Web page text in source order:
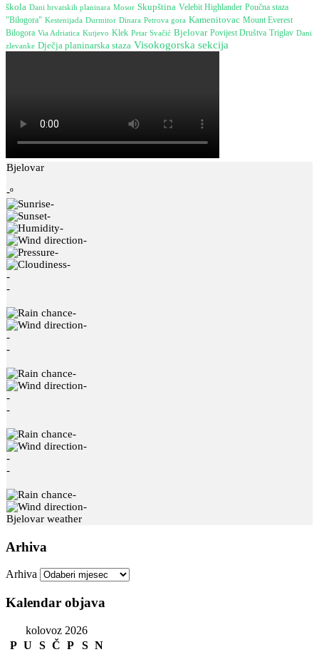
škola Dani hrvatskih planinara Mosor Skupština Velebit Highlander Poučna staza
"Bilogora" Kestenijada Durmitor Dinara Petrova gora Kamenitovac Mount Everest
Bilogora Via Adriatica Kutjevo Klek Petar Svačić Bjelovar Povijest Društva Triglav Dani
zlevanke Dječja planinarska staza Visokogorska sekcija
Bjelovar
-º
-
-
-
-
-
-
-
-
-
-
-
-
-
-
-
-
-
-
-
-
-
-
Bjelovar weather
Arhiva
Arhiva
Kalendar objava
kolovoz 2026
P U S Č P S N